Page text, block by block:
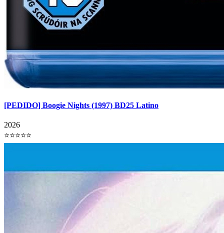
[PEDIDO] Boogie Nights (1997) BD25 Latino
2026
⭐⭐⭐⭐⭐